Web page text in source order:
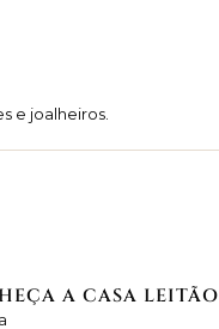
e joalheiros.
A CASA LEITÃO